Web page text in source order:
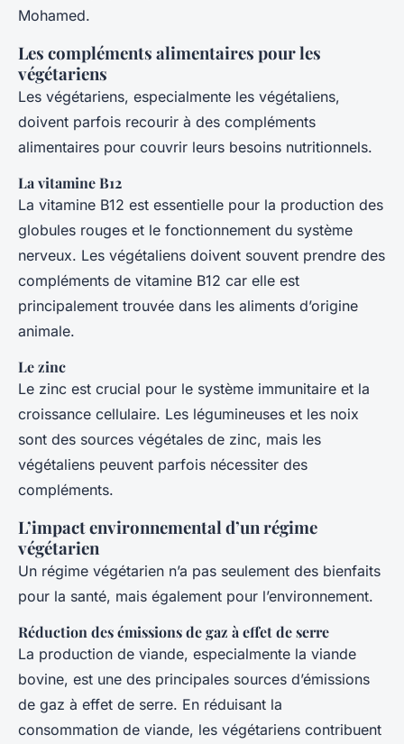
Mohamed.
Les compléments alimentaires pour les
végétariens
Les végétariens, especialmente les végétaliens,
doivent parfois recourir à des compléments
alimentaires pour couvrir leurs besoins nutritionnels.
La vitamine B12
La vitamine B12 est essentielle pour la production des
globules rouges et le fonctionnement du système
nerveux. Les végétaliens doivent souvent prendre des
compléments de vitamine B12 car elle est
principalement trouvée dans les aliments d’origine
animale.
Le zinc
Le zinc est crucial pour le système immunitaire et la
croissance cellulaire. Les légumineuses et les noix
sont des sources végétales de zinc, mais les
végétaliens peuvent parfois nécessiter des
compléments.
L’impact environnemental d’un régime
végétarien
Un régime végétarien n’a pas seulement des bienfaits
pour la santé, mais également pour l’environnement.
Réduction des émissions de gaz à effet de serre
La production de viande, especialmente la viande
bovine, est une des principales sources d’émissions
de gaz à effet de serre. En réduisant la
consommation de viande, les végétariens contribuent